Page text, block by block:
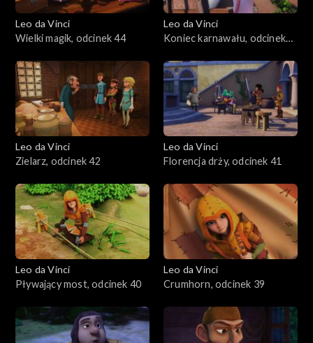
Leo da Vinci
Wielki magik, odcinek 44
Leo da Vinci
Koniec karnawału, odcinek
Leo da Vinci
Zielarz, odcinek 42
Leo da Vinci
Florencja drży, odcinek 41
Leo da Vinci
Pływający most, odcinek 40
Leo da Vinci
Crumhorn, odcinek 39